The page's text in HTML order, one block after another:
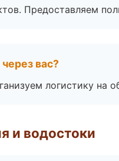
Предоставляем
вас?
логистику на
и водостоки